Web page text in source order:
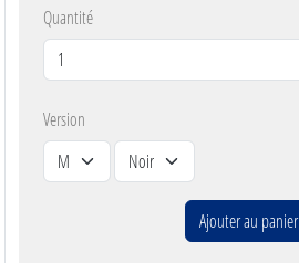
Quantité
Version
Ajouter au panier